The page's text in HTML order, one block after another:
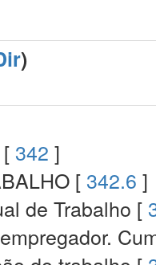
)
342 ]
[ 342.6 ]
de Trabalho [